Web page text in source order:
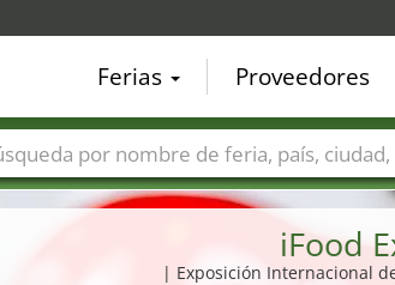
iFood
| Exposición Internacional
Ferias Proveedores
Nombres de ferias Países Ciudades